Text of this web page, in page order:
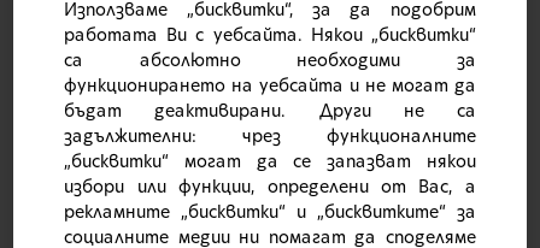
Използваме „бисквитки“, за да подобрим
работата Ви с уебсайта. Някои „бисквитки“
са абсолютно необходими за
функционирането на уебсайта и не могат да
бъдат деактивирани. Други не са
задължителни: чрез функционалните
„бисквитки“ могат да се запазват някои
избори или функции, определени от Вас, а
рекламните „бисквитки“ и „бисквитките“ за
социалните медии ни помагат да споделяме